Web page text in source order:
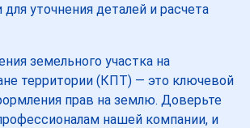
уточнения деталей и расчета
земельного участка на
территории (КПТ) — это ключевой
прав на землю. Доверьте
нашей компании, и